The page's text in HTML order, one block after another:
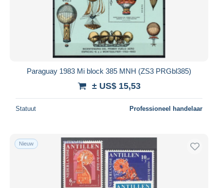
Paraguay 1983 Mi block 385 MNH (ZS3 PRGbl385)
± US$ 15,53
Statuut Professioneel handelaar
Nieuw